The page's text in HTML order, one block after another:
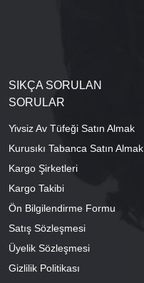
SIKÇA SORULAN
SORULAR
Yivsiz Av Tüfeği Satın Almak
Kurusıkı Tabanca Satın Almak
Kargo Şirketleri
Kargo Takibi
Ön Bilgilendirme Formu
Satış Sözleşmesi
Üyelik Sözleşmesi
Gizlilik Politikası